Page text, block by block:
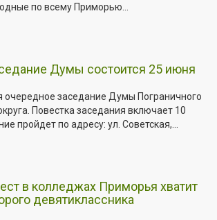
по всему Приморью...
Думы состоится 25 июня
очередное заседание Думы Пограничного
Повестка заседания включает 10
пройдет по адресу: ул. Советская,...
в колледжах Приморья хватит
девятиклассника